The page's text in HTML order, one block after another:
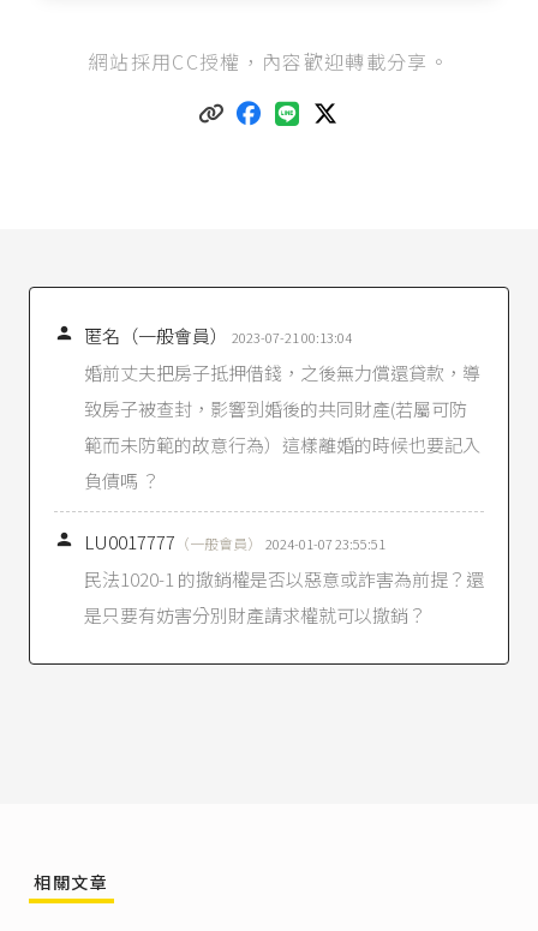
制？》。
民法第1030條之1 第1項本文：「法定財產制關係
消滅時，夫或妻現存之婚後財產，扣除婚姻關係
民法第1010條第1項第5款：「夫妻之一方有左列
用分別財產制：……五、因不當減少其婚後財
產，而對他方剩餘財產分配請求權有侵害之虞
時。」
第1項：「夫或妻於婚姻關係存
續中就其婚後財產所為之無償行為，有害及法定
財產制關係消滅後他方之剩餘財產分配請求權
臺灣高等法院104年度家上字第122號民事判決 ：
「按依民法第1030條之1規定，夫或妻於法定財產
制關係消滅時，對雙方婚後剩餘財產之差額，固
存續中，就其所有之婚後財產為無償行為，致有
受益人或轉得人負有回復財產原狀之義務，此對
網站採用CC授權，內容歡迎轉載分享。
 匿名（一般會員） 2023-07-21 00:13:04
婚前丈夫把房子抵押借錢，之後無力償還貸款，導
致房子被查封，影響到婚後的共同財產(若屬可防
範而未防範的故意行為）這樣離婚的時候也要記入
負債嗎 ？
 LU0017777 （一般會員） 2024-01-07 23:55:51
民法1020-1 的撤銷權是否以惡意或詐害為前提？還
是只要有妨害分別財產請求權就可以撤銷？
相關文章